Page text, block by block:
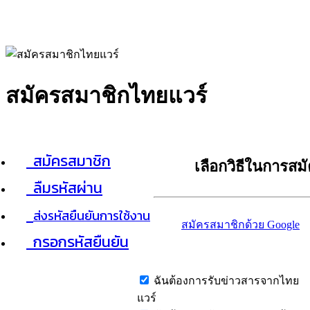
สมัครสมาชิกไทยแวร์
สมัครสมาชิก
ลืมรหัสผ่าน
ส่งรหัสยืนยันการใช้งาน
กรอกรหัสยืนยัน
เลือกวิธีในการส
สมัครสมาชิกด้วย Google
ฉันต้องการรับข่าวสารจากไทย
แวร์